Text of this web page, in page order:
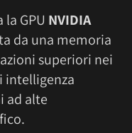
GPU NVIDIA
da una memoria
superiori nei
intelligenza
ad alte